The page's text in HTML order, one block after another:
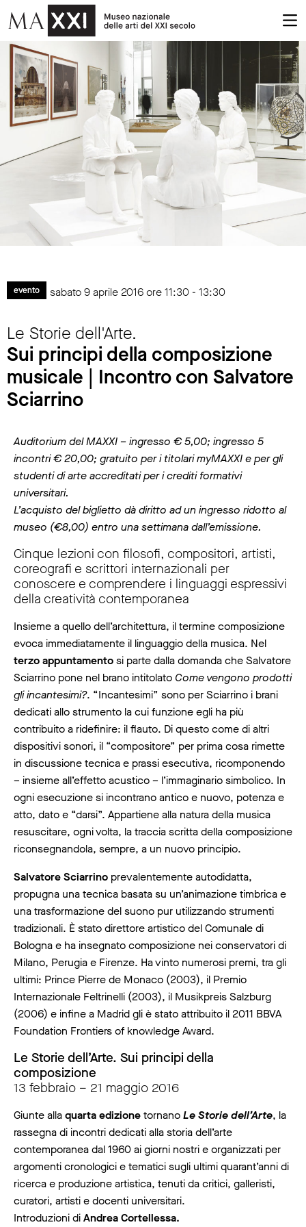
evento sabato 9 aprile 2016 ore 11:30 - 13:30
Le Storie dell'Arte.
Sui principi della composizione
musicale | Incontro con Salvatore
Sciarrino
Auditorium del MAXXI – ingresso € 5,00; ingresso 5
incontri € 20,00; gratuito per i titolari myMAXXI e per gli
studenti di arte accreditati per i crediti formativi
universitari.
L’acquisto del biglietto dà diritto ad un ingresso ridotto al
museo (€8,00) entro una settimana dall’emissione.
Cinque lezioni con filosofi, compositori, artisti,
coreografi e scrittori internazionali per
conoscere e comprendere i linguaggi espressivi
della creatività contemporanea
Insieme a quello dell’architettura, il termine composizione
evoca immediatamente il linguaggio della musica. Nel
terzo appuntamentosi parte dalla domanda che Salvatore
Sciarrino pone nel brano intitolato Come vengono prodotti
gli incantesimi?. “Incantesimi” sono per Sciarrino i brani
dedicati allo strumento la cui funzione egli ha più
contribuito a ridefinire: il flauto. Di questo come di altri
dispositivi sonori, il “compositore” per prima cosa rimette
in discussione tecnica e prassi esecutiva, ricomponendo
– insieme all’effetto acustico – l’immaginario simbolico. In
ogni esecuzione si incontrano antico e nuovo, potenza e
atto, dato e “darsi”. Appartiene alla natura della musica
resuscitare, ogni volta, la traccia scritta della composizione
riconsegnandola, sempre, a un nuovo principio.
Salvatore Sciarrino prevalentemente autodidatta,
propugna una tecnica basata su un’animazione timbrica e
una trasformazione del suono pur utilizzando strumenti
tradizionali. È stato direttore artistico del Comunale di
Bologna e ha insegnato composizione nei conservatori di
Milano, Perugia e Firenze. Ha vinto numerosi premi, tra gli
ultimi: Prince Pierre de Monaco (2003), il Premio
Internazionale Feltrinelli (2003), il Musikpreis Salzburg
(2006) e infine a Madrid gli è stato attribuito il 2011 BBVA
Foundation Frontiers of knowledge Award.
Le Storie dell’Arte. Sui principi della
composizione
13 febbraio – 21 maggio 2016
Giunte allaquarta edizionetornanoLe Storie dell’Arte, la
rassegna di incontri dedicati alla storia dell’arte
contemporanea dal 1960 ai giorni nostri e organizzati per
argomenti cronologici e tematici sugli ultimi quarant’anni di
ricerca e produzione artistica, tenuti da critici, galleristi,
curatori, artisti e docenti universitari.
Introduzioni diAndrea Cortellessa.